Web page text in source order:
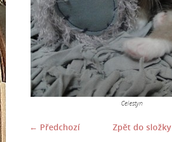
Celestyn
← Předchozí Zpět do složky